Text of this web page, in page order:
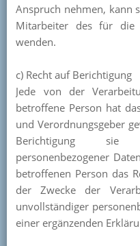
Anspruch nehmen, kann
Mitarbeiter des für die
wenden.
c) Recht auf Berichtigung
Jede von der
betroffene Person hat
und Verordnungsgeber
Berichtigung sie
personenbezogener
betroffenen Person das
der Zwecke der
unvollständiger
einer ergänzenden